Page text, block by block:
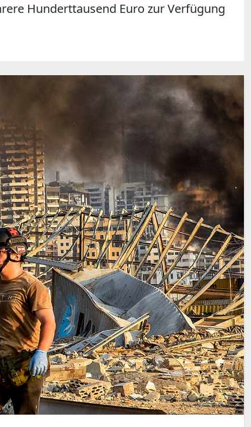
Hunderttausend Euro zur Verfügung